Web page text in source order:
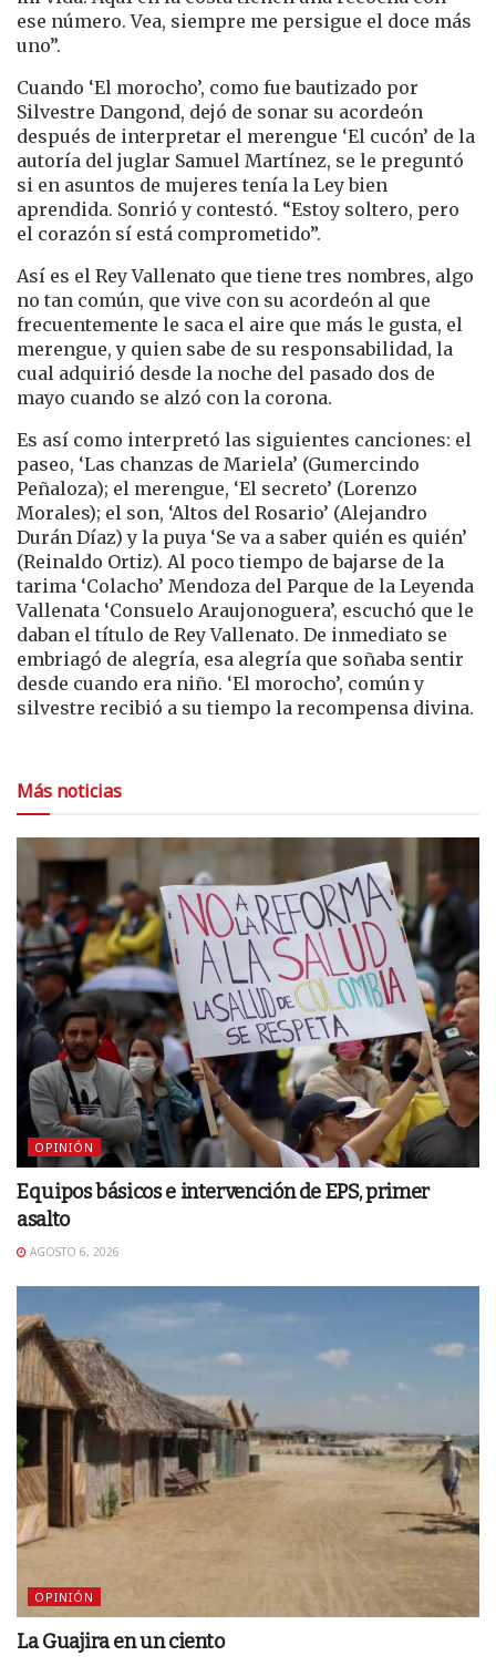
ese número. Vea, siempre me persigue el doce más
uno”.
Cuando ‘El morocho’, como fue bautizado por
Silvestre Dangond, dejó de sonar su acordeón
después de interpretar el merengue ‘El cucón’ de la
autoría del juglar Samuel Martínez, se le preguntó
si en asuntos de mujeres tenía la Ley bien
aprendida. Sonrió y contestó. “Estoy soltero, pero
el corazón sí está comprometido”.
Así es el Rey Vallenato que tiene tres nombres, algo
no tan común, que vive con su acordeón al que
frecuentemente le saca el aire que más le gusta, el
merengue, y quien sabe de su responsabilidad, la
cual adquirió desde la noche del pasado dos de
mayo cuando se alzó con la corona.
Es así como interpretó las siguientes canciones: el
paseo, ‘Las chanzas de Mariela’ (Gumercindo
Peñaloza); el merengue, ‘El secreto’ (Lorenzo
Morales); el son, ‘Altos del Rosario’ (Alejandro
Durán Díaz) y la puya ‘Se va a saber quién es quién’
(Reinaldo Ortiz). Al poco tiempo de bajarse de la
tarima ‘Colacho’ Mendoza del Parque de la Leyenda
Vallenata ‘Consuelo Araujonoguera’, escuchó que le
daban el título de Rey Vallenato. De inmediato se
embriagó de alegría, esa alegría que soñaba sentir
desde cuando era niño. ‘El morocho’, común y
silvestre recibió a su tiempo la recompensa divina.
Más noticias
OPINIÓN
Equipos básicos e intervención de EPS, primer
asalto
AGOSTO 6, 2026
OPINIÓN
La Guajira en un ciento